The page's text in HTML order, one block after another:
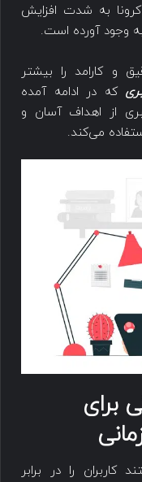
به شدت افزایش
وجود آورده است.
و کارامد را بیشتر
که در ادامه آمده
از اهداف آسان و
می‌کند.
برای
کاربران را در برابر